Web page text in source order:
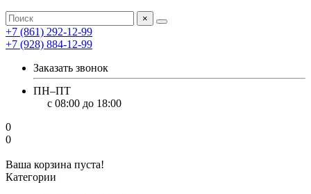
×
+7 (861) 292-12-99
+7 (928) 884-12-99
Заказать звонок
ПН–ПТ
с 08:00 до 18:00
0
0
Ваша корзина пуста!
Категории